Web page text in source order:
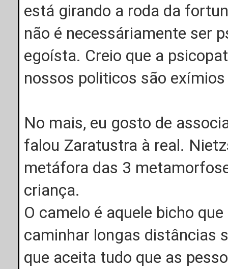
está girando a roda da
não é necessáriamente ser
egoísta. Creio que a
nossos politicos são
No mais, eu gosto de
falou Zaratustra à real.
metáfora das 3
criança.
O camelo é aquele bicho
caminhar longas distâncias
que aceita tudo que as